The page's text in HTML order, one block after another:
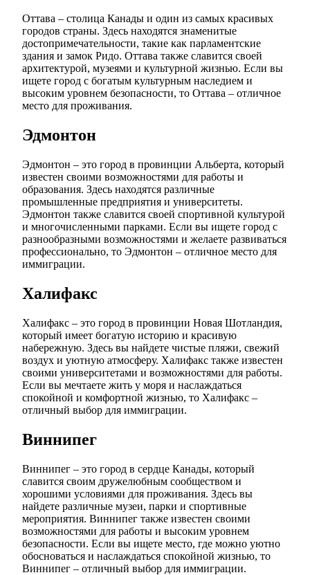
Оттава – столица Канады и один из самых красивых
городов страны. Здесь находятся знаменитые
достопримечательности, такие как парламентские
здания и замок Ридо. Оттава также славится своей
архитектурой, музеями и культурной жизнью. Если вы
ищете город с богатым культурным наследием и
высоким уровнем безопасности, то Оттава – отличное
место для проживания.
Эдмонтон
Эдмонтон – это город в провинции Альберта, который
известен своими возможностями для работы и
образования. Здесь находятся различные
промышленные предприятия и университеты.
Эдмонтон также славится своей спортивной культурой
и многочисленными парками. Если вы ищете город с
разнообразными возможностями и желаете развиваться
профессионально, то Эдмонтон – отличное место для
иммиграции.
Халифакс
Халифакс – это город в провинции Новая Шотландия,
который имеет богатую историю и красивую
набережную. Здесь вы найдете чистые пляжи, свежий
воздух и уютную атмосферу. Халифакс также известен
своими университетами и возможностями для работы.
Если вы мечтаете жить у моря и наслаждаться
спокойной и комфортной жизнью, то Халифакс –
отличный выбор для иммиграции.
Виннипег
Виннипег – это город в сердце Канады, который
славится своим дружелюбным сообществом и
хорошими условиями для проживания. Здесь вы
найдете различные музеи, парки и спортивные
мероприятия. Виннипег также известен своими
возможностями для работы и высоким уровнем
безопасности. Если вы ищете место, где можно уютно
обосноваться и наслаждаться спокойной жизнью, то
Виннипег – отличный выбор для иммиграции.